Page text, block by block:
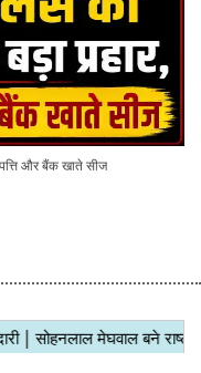
और बैंक खाते सीज